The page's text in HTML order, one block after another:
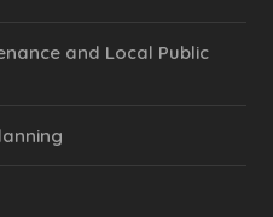
and Local Public